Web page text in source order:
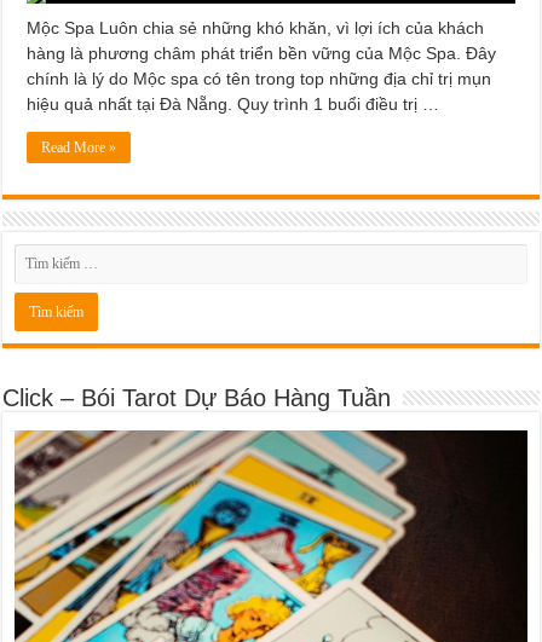
Mộc Spa Luôn chia sẻ những khó khăn, vì lợi ích của khách
hàng là phương châm phát triển bền vững của Mộc Spa. Đây
chính là lý do Mộc spa có tên trong top những địa chỉ trị mụn
hiệu quả nhất tại Đà Nẵng. Quy trình 1 buổi điều trị …
Read More »
Click – Bói Tarot Dự Báo Hàng Tuần